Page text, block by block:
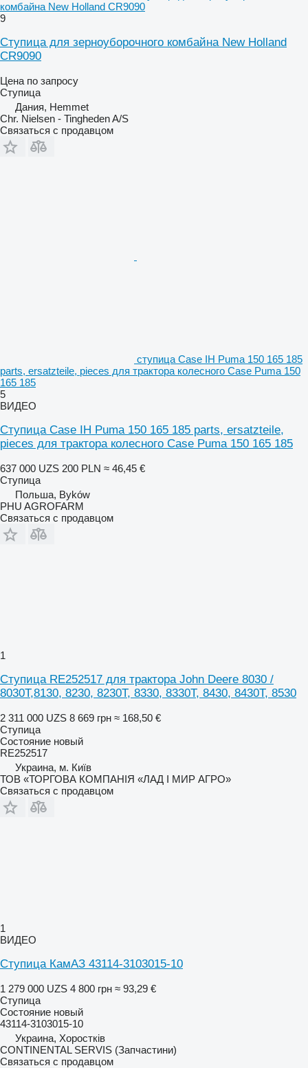
комбайна New Holland CR9090
9
Ступица для зерноуборочного комбайна New Holland
CR9090
Цена по запросу
Ступица
Дания, Hemmet
Chr. Nielsen - Tingheden A/S
Связаться с продавцом
ступица Case IH Puma 150 165 185
parts, ersatzteile, pieces для трактора колесного Case Puma 150
165 185
5
ВИДЕО
Ступица Case IH Puma 150 165 185 parts, ersatzteile,
pieces для трактора колесного Case Puma 150 165 185
637 000 UZS 200 PLN ≈ 46,45 €
Ступица
Польша, Byków
PHU AGROFARM
Связаться с продавцом
1
Ступица RE252517 для трактора John Deere 8030 /
8030T,8130, 8230, 8230T, 8330, 8330T, 8430, 8430T, 8530
2 311 000 UZS 8 669 грн ≈ 168,50 €
Ступица
Состояние новый
RE252517
Украина, м. Київ
ТОВ «ТОРГОВА КОМПАНІЯ «ЛАД І МИР АГРО»
Связаться с продавцом
1
ВИДЕО
Ступица КамАЗ 43114-3103015-10
1 279 000 UZS 4 800 грн ≈ 93,29 €
Ступица
Состояние новый
43114-3103015-10
Украина, Хоростків
CONTINENTAL SERVIS (Запчастини)
Связаться с продавцом